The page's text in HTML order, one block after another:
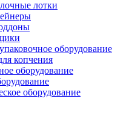
лотки
оборудование
копчения
оборудование
оборудование